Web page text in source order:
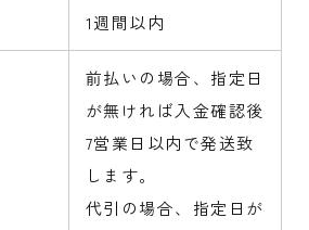
1週間以内
前払いの場合、指定日
が無ければ入金確認後
7営業日以内で発送致
します。
代引の場合、指定日が